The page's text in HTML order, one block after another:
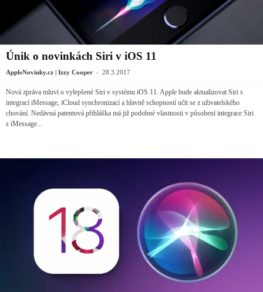
Únik o novinkách Siri v iOS 11
AppleNovinky.cz | Izzy Cooper - 28.3.2017
Nová zpráva mluví o vylepšené Siri v systému iOS 11. Apple bude aktualizovat Siri s
integrací iMessage, iCloud synchronizací a hlavně schopností učit se z uživatelského
chování. Nedávná patentová přihláška má již podobné vlastnosti v působení integrace Siri
s iMessage...